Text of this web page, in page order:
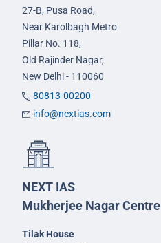
27-B, Pusa Road,
Near Karolbagh Metro
Pillar No. 118,
Old Rajinder Nagar,
New Delhi - 110060
80813-00200
info@nextias.com
NEXT IAS
Mukherjee Nagar Centre
Tilak House